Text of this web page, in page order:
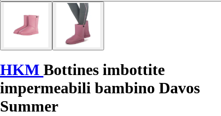
HKM Bottines imbottite
impermeabili bambino Davos
Summer